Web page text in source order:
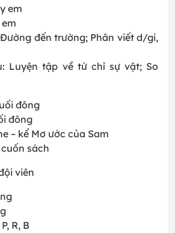
em
đến trường; Phân viết d/gi,
Luyện tập về từ chỉ sự vật; So
đông
đông
– kể Mơ ước của Sam
sách
viên
R, B